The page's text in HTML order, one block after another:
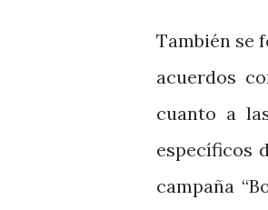
También se
acuerdos
cuanto a
específicos
campaña